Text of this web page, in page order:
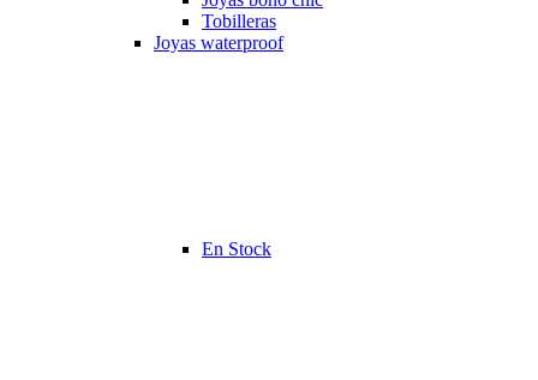
Tobilleras
Joyas waterproof
En Stock